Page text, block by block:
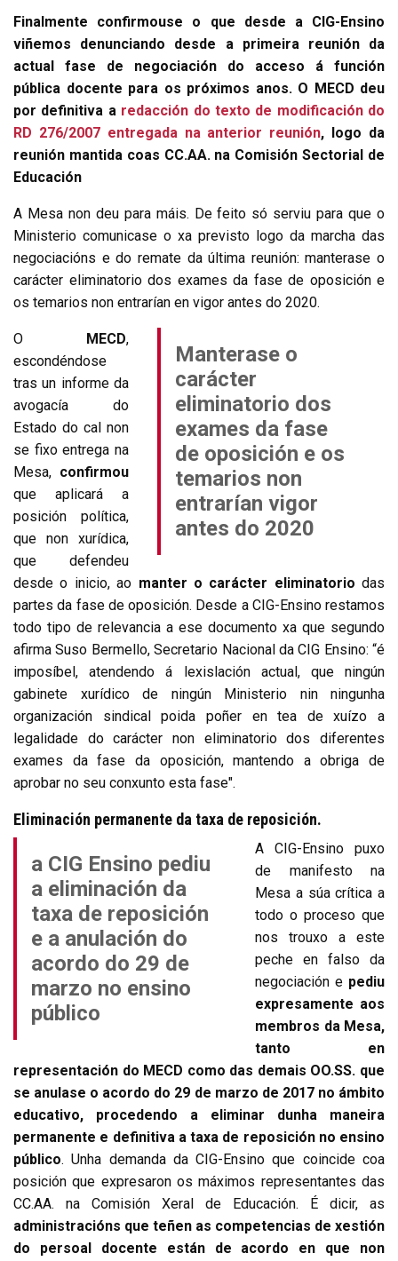
Finalmente confirmouse o que desde a CIG-Ensino
viñemos denunciando desde a primeira reunión da
actual fase de negociación do acceso á función
pública docente para os próximos anos. O MECD deu
por definitiva a redacción do texto de modificación do
RD 276/2007 entregada na anterior reunión, logo da
reunión mantida coas CC.AA. na Comisión Sectorial de
Educación
A Mesa non deu para máis. De feito só serviu para que o
Ministerio comunicase o xa previsto logo da marcha das
negociacións e do remate da última reunión: manterase o
carácter eliminatorio dos exames da fase de oposición e
os temarios non entrarían en vigor antes do 2020.
Manterase o
carácter
eliminatorio dos
exames da fase
de oposición e os
temarios non
entrarían vigor
antes do 2020
O MECD,
escondéndose
tras un informe da
avogacía do
Estado do cal non
se fixo entrega na
Mesa, confirmou
que aplicará a
posición política,
que non xurídica,
que defendeu
desde o inicio, ao manter o carácter eliminatorio das
partes da fase de oposición. Desde a CIG-Ensino restamos
todo tipo de relevancia a ese documento xa que segundo
afirma Suso Bermello, Secretario Nacional da CIG Ensino: “é
imposíbel, atendendo á lexislación actual, que ningún
gabinete xurídico de ningún Ministerio nin ningunha
organización sindical poida poñer en tea de xuízo a
legalidade do carácter non eliminatorio dos diferentes
exames da fase da oposición, mantendo a obriga de
aprobar no seu conxunto esta fase".
Eliminación permanente da taxa de reposición.
a CIG Ensino pediu
a eliminación da
taxa de reposición
e a anulación do
acordo do 29 de
marzo no ensino
público
A CIG-Ensino puxo
de manifesto na
Mesa a súa crítica a
todo o proceso que
nos trouxo a este
peche en falso da
negociación e pediu
expresamente aos
membros da Mesa,
tanto en
representación do MECD como das demais OO.SS. que
se anulase o acordo do 29 de marzo de 2017 no ámbito
educativo, procedendo a eliminar dunha maneira
permanente e definitiva a taxa de reposición no ensino
público. Unha demanda da CIG-Ensino que coincide coa
posición que expresaron os máximos representantes das
CC.AA. na Comisión Xeral de Educación. É dicir, as
administracións que teñen as competencias de xestión
do persoal docente están de acordo en que non